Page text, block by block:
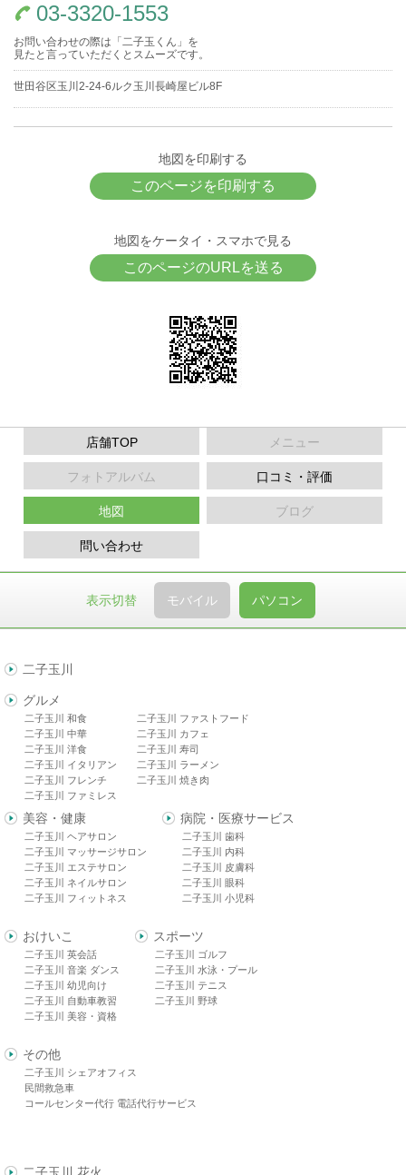
03-3320-1553
お問い合わせの際は「二子玉くん」を
見たと言っていただくとスムーズです。
世田谷区玉川2-24-6ルク玉川長崎屋ビル8F
地図を印刷する
このページを印刷する
地図をケータイ・スマホで見る
このページのURLを送る
店舗TOP メニュー
フォトアルバム 口コミ・評価
地図 ブログ
問い合わせ
表示切替 モバイル パソコン
二子玉川
グルメ
二子玉川 和食
二子玉川 中華
二子玉川 洋食
二子玉川 イタリアン
二子玉川 フレンチ
二子玉川 ファミレス
二子玉川 ファストフード
二子玉川 カフェ
二子玉川 寿司
二子玉川 ラーメン
二子玉川 焼き肉
美容・健康
二子玉川 ヘアサロン
二子玉川 マッサージサロン
二子玉川 エステサロン
二子玉川 ネイルサロン
二子玉川 フィットネス
病院・医療サービス
二子玉川 歯科
二子玉川 内科
二子玉川 皮膚科
二子玉川 眼科
二子玉川 小児科
おけいこ
二子玉川 英会話
二子玉川 音楽 ダンス
二子玉川 幼児向け
二子玉川 自動車教習
二子玉川 美容・資格
スポーツ
二子玉川 ゴルフ
二子玉川 水泳・プール
二子玉川 テニス
二子玉川 野球
その他
二子玉川 シェアオフィス
民間救急車
コールセンター代行 電話代行サービス
二子玉川 花火